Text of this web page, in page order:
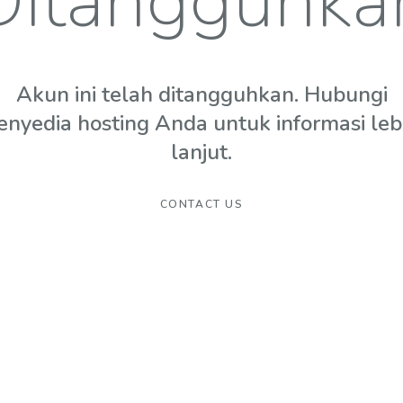
Akun ini telah ditangguhkan. Hubungi
hosting Anda untuk informasi
lanjut.
CONTACT US